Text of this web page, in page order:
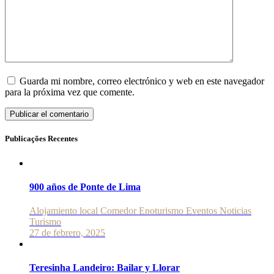
Guarda mi nombre, correo electrónico y web en este navegador
para la próxima vez que comente.
Publicações Recentes
900 años de Ponte de Lima
Alojamiento local Comedor Enoturismo Eventos Noticias
Turismo
27 de febrero, 2025
Teresinha Landeiro: Bailar y Llorar